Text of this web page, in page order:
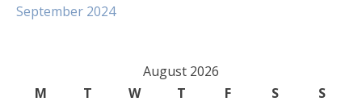
September 2024
August 2026
M
T W T F S
S